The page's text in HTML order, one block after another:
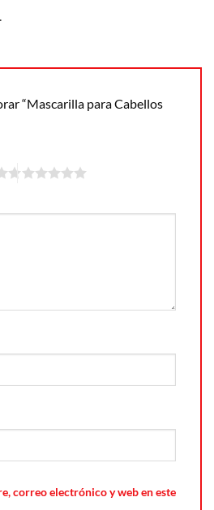
“Mascarilla para Cabellos
correo electrónico y web en este